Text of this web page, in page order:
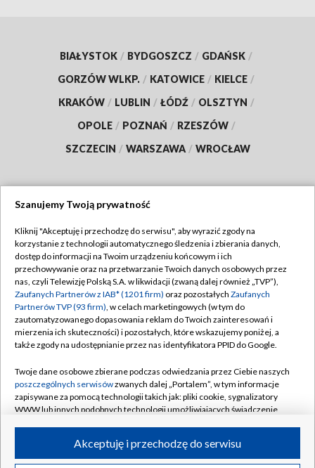
BIAŁYSTOK / BYDGOSZCZ / GDAŃSK /
GORZÓW WLKP. / KATOWICE / KIELCE /
KRAKÓW / LUBLIN / ŁÓDŹ / OLSZTYN /
OPOLE / POZNAŃ / RZESZÓW /
SZCZECIN / WARSZAWA / WROCŁAW
TVP
Abonament TVP
Emisja w TVP
Centrum informacji TVP
Naziemna Telewizja Cyfrowa
Rada Programowa
System NOS
Informacje o nadawcy
Program dla prasy
Regulamin TVP
Polityka prywatności
Moje zgody
Pomoc
Kontakt
Kanały
©2026 Telewizja Polska S.A. w likwidacji
Szanujemy Twoją prywatność
Kliknij "Akceptuję i przechodzę do serwisu", aby wyrazić zgody na
korzystanie z technologii automatycznego śledzenia i zbierania danych,
dostęp do informacji na Twoim urządzeniu końcowym i ich
przechowywanie oraz na przetwarzanie Twoich danych osobowych przez
nas, czyli Telewizję Polską S.A. w likwidacji (zwaną dalej również „TVP”),
Zaufanych Partnerów z IAB* (1201 firm) oraz pozostałych Zaufanych
Partnerów TVP (93 firm), w celach marketingowych (w tym do
zautomatyzowanego dopasowania reklam do Twoich zainteresowań i
mierzenia ich skuteczności) i pozostałych, które wskazujemy poniżej, a
także zgody na udostępnianie przez nas identyfikatora PPID do Google.
Twoje dane osobowe zbierane podczas odwiedzania przez Ciebie naszych
poszczególnych serwisówzwanych dalej „Portalem”, w tym informacje
zapisywane za pomocą technologii takich jak: pliki cookie, sygnalizatory
WWW lub innych podobnych technologii umożliwiających świadczenie
ruchu w Internecie.Akceptuję i przechodzę do serwisu